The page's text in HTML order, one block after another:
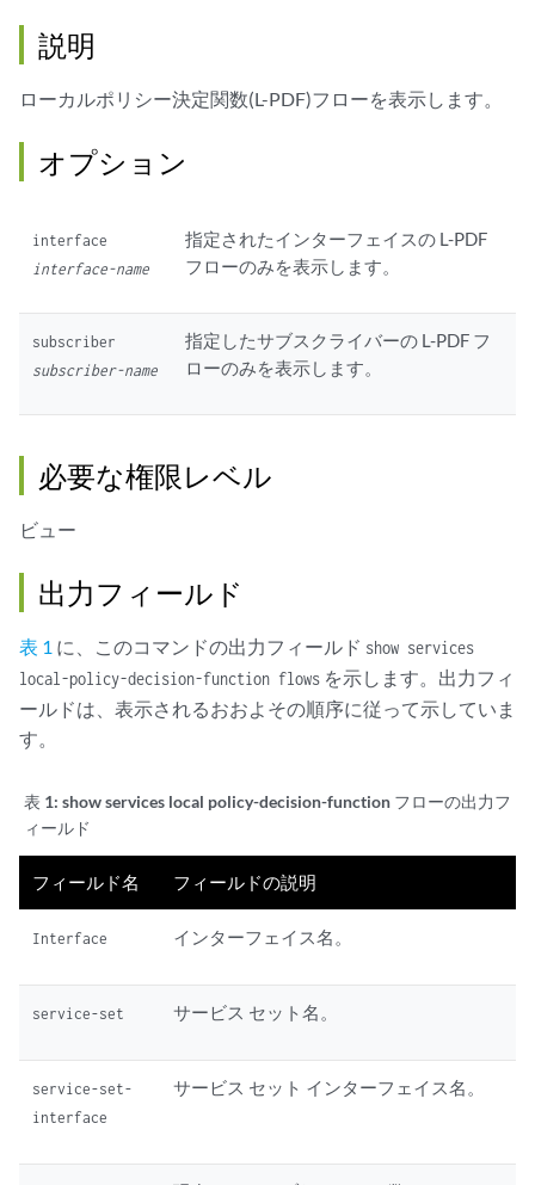
説明
ローカルポリシー決定関数(L-PDF)フローを表示します。
オプション
interface
interface-name
指定されたインターフェイスの L-PDF
フローのみを表示します。
subscriber
subscriber-name
指定したサブスクライバーの L-PDF フ
ローのみを表示します。
必要な権限レベル
ビュー
出力フィールド
表 1 に、このコマンドの出力フィールド show services
local-policy-decision-function flows を示します。出力フィ
ールドは、表示されるおおよその順序に従って示していま
す。
表 1: show services local policy-decision-function フローの出力フ
ィールド
フィールド名 フィールドの説明
Interface インターフェイス名。
service-set サービス セット名。
service-set-
interface
サービス セット インターフェイス名。